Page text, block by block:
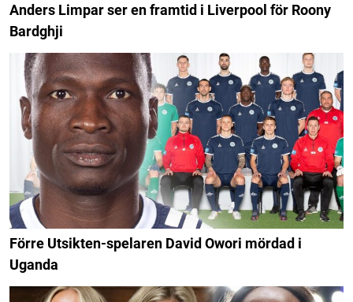
Anders Limpar ser en framtid i Liverpool för Roony
Bardghji
Förre Utsikten-spelaren David Owori mördad i
Uganda